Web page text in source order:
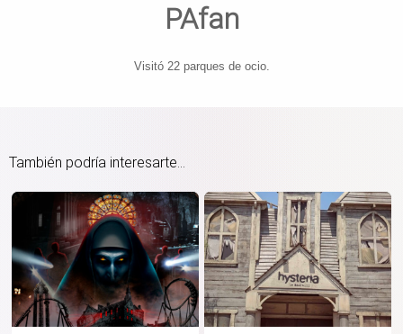
PAfan
Visitó 22 parques de ocio.
También podría interesarte...